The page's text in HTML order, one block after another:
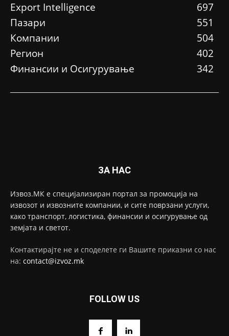
Еxport Intelligence
697
Пазари
551
Компании
504
Регион
402
Финансии и Осигурување
342
ЗА НАС
Извоз.МК е специјализиран портал за промоција на
извозот и извозните компании, и сите поврзани услуги,
како транспорт, логистика, финансии и осигурување од
земјата и светот.
Контактирајте не и споделете ги Вашите приказни со нас
на: contact@izvoz.mk
FOLLOW US